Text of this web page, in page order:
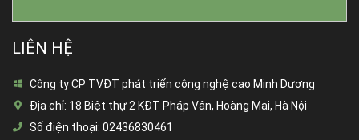
LIÊN HỆ
Công ty CP TVĐT phát triển công nghệ cao Minh Dương
Địa chỉ: 18 Biệt thự 2 KĐT Pháp Vân, Hoàng Mai, Hà Nội
Số điện thoại: 02436830461